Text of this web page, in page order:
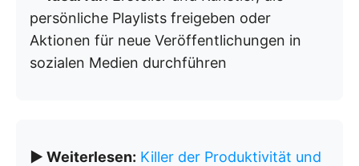
persönliche Playlists freigeben oder
Aktionen für neue Veröffentlichungen in
sozialen Medien durchführen
▶️ Weiterlesen: Killer der Produktivität und